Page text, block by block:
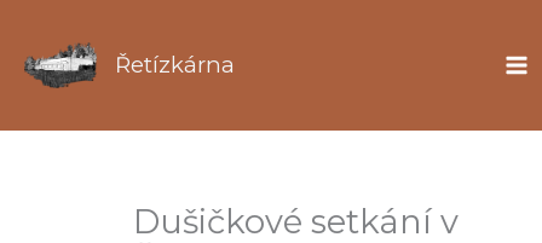
obsah
Řetízkárna
Dušičkové setkání v